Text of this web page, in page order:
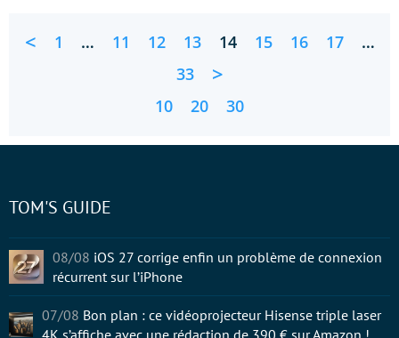
< 1 … 11 12 13 14 15 16 17
…
33
>
10 20 30
TOM'S GUIDE
08/08 iOS 27 corrige enfin un problème de connexion
récurrent sur l’iPhone
07/08 Bon plan : ce vidéoprojecteur Hisense triple laser
4K s’affiche avec une rédaction de 390 € sur Amazon !